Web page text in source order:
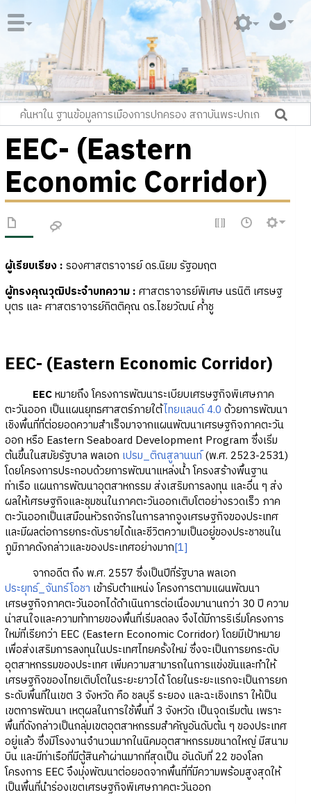
EEC- (Eastern
Economic Corridor)
ผู้เรียบเรียง : รองศาสตราจารย์ ดร.นิยม รัฐอมฤต
ผู้ทรงคุณวุฒิประจำบทความ : ศาสตราจารย์พิเศษ นรนิติ เศรษฐ
บุตร และ ศาสตราจารย์กิตติคุณ ดร.ไชยวัฒน์ ค้ำชู
EEC- (Eastern Economic Corridor)
EECหมายถึง โครงการพัฒนาระเบียบเศรษฐกิจพิเศษภาค
ตะวันออก เป็นแผนยุทธศาสตร์ภายใต้ไทยแลนด์ 4.0 ด้วยการพัฒนา
เชิงพื้นที่ที่ต่อยอดความสำเร็จมาจากแผนพัฒนาเศรษฐกิจภาคตะวัน
ออก หรือ Eastern Seaboard Development Program ซึ่งเริ่ม
ต้นขึ้นในสมัยรัฐบาล พลเอก เปรม_ติณสูลานนท์(พ.ศ. 2523-2531)
โดยโครงการประกอบด้วยการพัฒนาแหล่งน้ำ โครงสร้างพื้นฐาน
ท่าเรือ แผนการพัฒนาอุตสาหกรรม ส่งเสริมการลงทุน และอื่น ๆ ส่ง
ผลให้เศรษฐกิจและชุมชนในภาคตะวันออกเติบโตอย่างรวดเร็ว ภาค
ตะวันออกเป็นเสมือนหัวรถจักรในการลากจูงเศรษฐกิจของประเทศ
และมีผลต่อการยกระดับรายได้และชีวิตความเป็นอยู่ของประชาชนใน
ภูมิภาคดังกล่าวและของประเทศอย่างมาก[1]
จากอดีต ถึง พ.ศ. 2557 ซึ่งเป็นปีที่รัฐบาล พลเอก
ประยุทธ์_จันทร์โอชา เข้ารับตำแหน่ง โครงการตามแผนพัฒนา
เศรษฐกิจภาคตะวันออกได้ดำเนินการต่อเนื่องมานานกว่า 30 ปี ความ
น่าสนใจและความท้าทายของพื้นที่เริ่มลดลง จึงได้มีการริเริ่มโครงการ
ใหม่ที่เรียกว่า EEC (Eastern Economic Corridor) โดยมีเป้าหมาย
เพื่อส่งเสริมการลงทุนในประเทศไทยครั้งใหม่ ซึ่งจะเป็นการยกระดับ
อุตสาหกรรมของประเทศ เพิ่มความสามารถในการแข่งขันและทำให้
เศรษฐกิจของไทยเติบโตในระยะยาวได้ โดยในระยะแรกจะเป็นการยก
ระดับพื้นที่ในเขต 3 จังหวัด คือ ชลบุรี ระยอง และฉะเชิงเทรา ให้เป็น
เขตการพัฒนา เหตุผลในการใช้พื้นที่ 3 จังหวัด เป็นจุดเริ่มต้น เพราะ
พื้นที่ดังกล่าวเป็นกลุ่มเขตอุตสาหกรรมสำคัญอันดับต้น ๆ ของประเทศ
อยู่แล้ว ซึ่งมีโรงงานจำนวนมากในนิคมอุตสาหกรรมขนาดใหญ่ มีสนาม
บิน และมีท่าเรือที่มีตู้สินค้าผ่านมากที่สุดเป็น อันดับที่ 22 ของโลก
โครงการ EEC จึงมุ่งพัฒนาต่อยอดจากพื้นที่ที่มีความพร้อมสูงสุดให้
เป็นพื้นที่นำร่องเขตเศรษฐกิจพิเศษภาคตะวันออก